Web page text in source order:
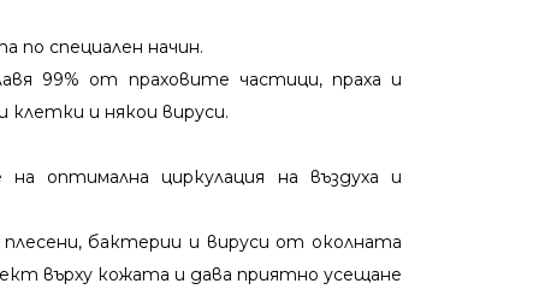
по специален начин.
99% от праховите частици, праха и
и някои вируси.
оптимална циркулация на въздуха и
бактерии и вируси от околната
върху кожата и дава приятно усещане